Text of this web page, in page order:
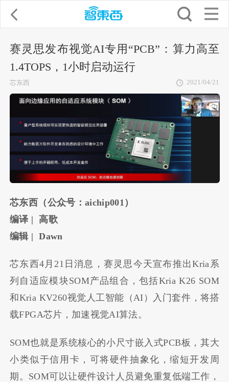
赛灵思发布视觉AI专用“PCB”：算力高至
1.4TOPS，1小时启动运行
芯东西 2021/04/21
芯东西（公众号：aichip001）
编译 | 高歌
编辑 | Dawn
芯东西4月21日消息，赛灵思今天宣布推出Kria系
列自适应模块SOM产品组合，包括Kria K26 SOM
和Kria KV260视觉人工智能（AI）入门套件，将搭
载FPGA芯片，加速视觉AI算法。
SOM也就是系统核心的小尺寸嵌入式PCB板，其大
小类似于信用卡，可将硬件抽象化，缩短开发周
期。SOM可以让硬件设计人员避免重复低端工作，